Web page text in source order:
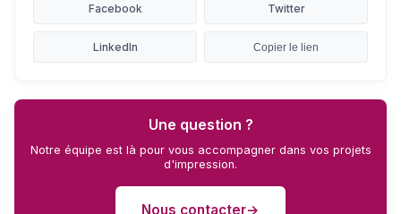
Facebook Twitter
LinkedIn Copier le lien
Une question ?
Notre équipe est là pour vous accompagner dans vos projets
d'impression.
Nous contacter